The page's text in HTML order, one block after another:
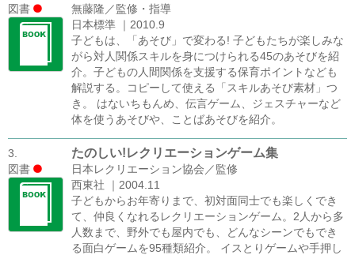
図書
無藤隆／監修・指導
日本標準 ｜2010.9
子どもは、「あそび」で変わる! 子どもたちが楽しみな
がら対人関係スキルを身につけられる45のあそびを紹
介。子どもの人間関係を支援する保育ポイントなども
解説する。コピーして使える「スキルあそび素材」つ
き。 はないちもんめ、伝言ゲーム、ジェスチャーなど
体を使うあそびや、ことばあそびを紹介。
3.
図書
たのしい!レクリエーションゲーム集
日本レクリエーション協会／監修
西東社 ｜2004.11
子どもからお年寄りまで、初対面同士でも楽しくでき
て、仲良くなれるレクリエーションゲーム。2人から多
人数まで、野外でも屋内でも、どんなシーンでもでき
る面白ゲームを95種類紹介。 イスとりゲームや手押し